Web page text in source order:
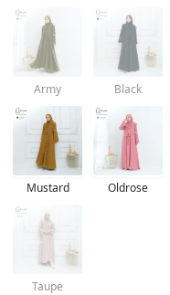
Army Black
Mustard Oldrose
Taupe